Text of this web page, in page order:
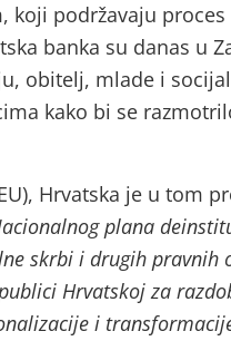
koji podržavaju
banka su danas u
obitelj, mlade i
kako bi se
Hrvatska je u tom
plana
skrbi i drugih pravnih
Hrvatskoj za
i